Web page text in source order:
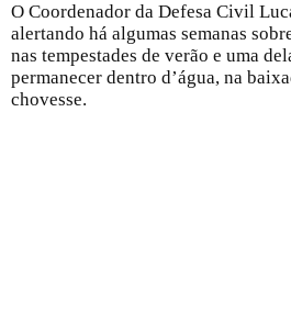
O Coordenador da Defesa Civil
alertando há algumas semanas
nas tempestades de verão e uma
permanecer dentro d’água, na
chovesse.